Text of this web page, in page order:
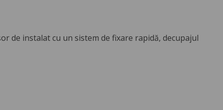
de instalat cu un sistem de fixare rapidă, decupajul